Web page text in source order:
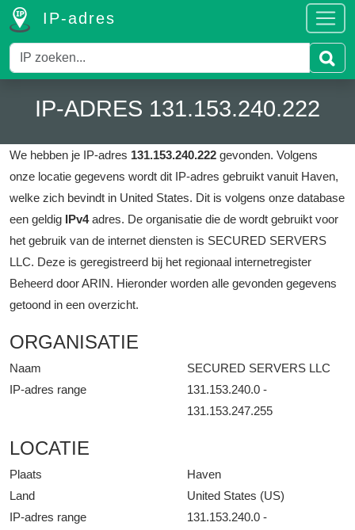
IP-adres
IP-ADRES 131.153.240.222
We hebben je IP-adres 131.153.240.222 gevonden. Volgens
onze locatie gegevens wordt dit IP-adres gebruikt vanuit Haven,
welke zich bevindt in United States. Dit is volgens onze database
een geldig IPv4adres. De organisatie die de wordt gebruikt voor
het gebruik van de internet diensten is SECURED SERVERS
LLC. Deze is geregistreerd bij het regionaal internetregister
Beheerd door ARIN. Hieronder worden alle gevonden gegevens
getoond in een overzicht.
ORGANISATIE
Naam
SECURED SERVERS LLC
IP-adres range
131.153.240.0 -
131.153.247.255
LOCATIE
Plaats
Haven
Land
United States (US)
IP-adres range
131.153.240.0 -